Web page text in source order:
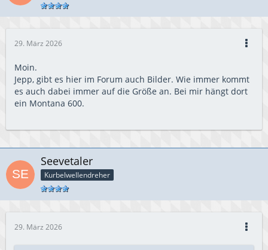
29. März 2026
Moin.
Jepp, gibt es hier im Forum auch Bilder. Wie immer kommt
es auch dabei immer auf die Größe an. Bei mir hängt dort
ein Montana 600.
Seevetaler
Kurbelwellendreher
29. März 2026